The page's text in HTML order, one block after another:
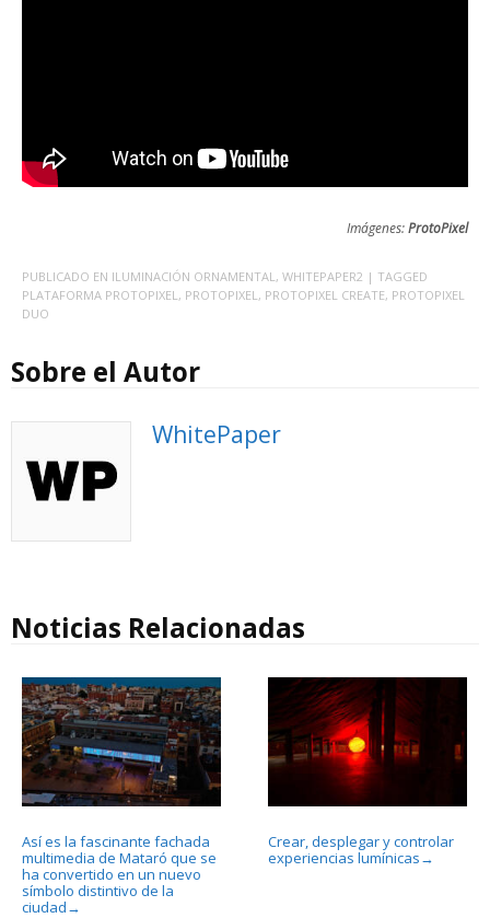
Imágenes:ProtoPixel
PUBLICADO EN ILUMINACIÓN ORNAMENTAL , WHITEPAPER2 | TAGGED
PLATAFORMA PROTOPIXEL , PROTOPIXEL , PROTOPIXEL CREATE, PROTOPIXEL
DUO
Sobre el Autor
WhitePaper
Noticias Relacionadas
Así es la fascinante fachada
multimedia de Mataró que se
ha convertido en un nuevo
símbolo distintivo de la
ciudad →
Crear, desplegar y controlar
experiencias lumínicas →